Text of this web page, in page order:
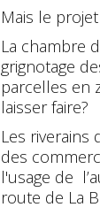
Mais le
La chambre
grignotage
parcelles en
laisser faire?
Les
des
l'usage de
route de La